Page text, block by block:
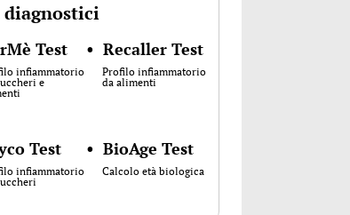
diagnostici
Test
infiammatorio
e
• Recaller Test
Profilo infiammatorio
da alimenti
Test
infiammatorio
• BioAge Test
Calcolo età biologica